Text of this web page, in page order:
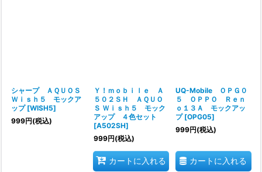
シャープ ＡＱＵＯＳ
Ｗｉｓｈ５ モックア
ップ [WISH5]
999円(税込)
Ｙ！ｍｏｂｉｌｅ Ａ
５０２ＳＨ ＡＱＵＯ
Ｓ Ｗｉｓｈ５ モック
アップ ４色セット
[A502SH]
999円(税込)
カートに入れる
UQ-Mobile ＯＰＧ０
５ ＯＰＰＯ Ｒｅｎ
ｏ１３Ａ モックアッ
プ [OPG05]
999円(税込)
カートに入れる